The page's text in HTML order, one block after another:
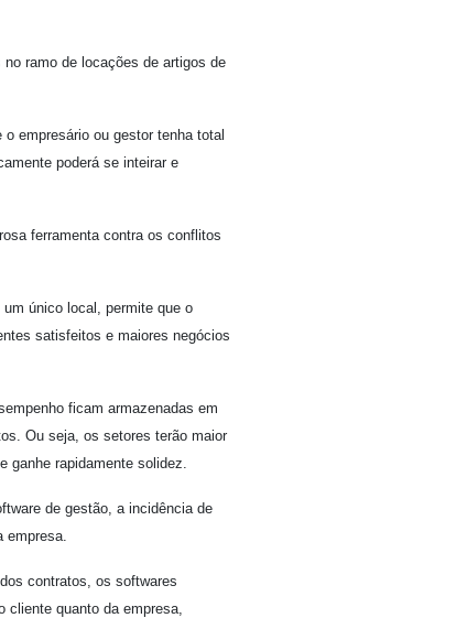
ramo de locações de artigos de
empresário ou gestor tenha total
poderá se inteirar e
ferramenta contra os conflitos
único local, permite que o
satisfeitos e maiores negócios
ficam armazenadas em
Ou seja, os setores terão maior
ganhe rapidamente solidez.
de gestão, a incidência de
empresa.
contratos, os softwares
cliente quanto da empresa,